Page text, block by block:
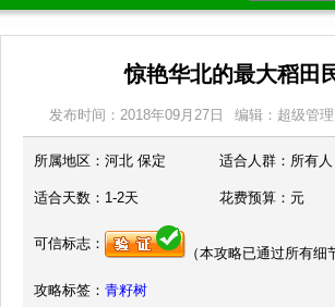
惊艳华北的最大稻田
发布时间：2018年09月27日 编辑：超级管
所属地区： 河北 保定 适合人群： 所有人
适合天数： 1-2天 花费预算： 元
可信标志：
（本攻略已通过所有
攻略标签： 青籽树